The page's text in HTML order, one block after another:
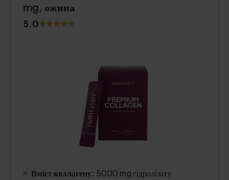
mg, ожина
5.0
Вміст коллагену: 5000 mg гідролізату